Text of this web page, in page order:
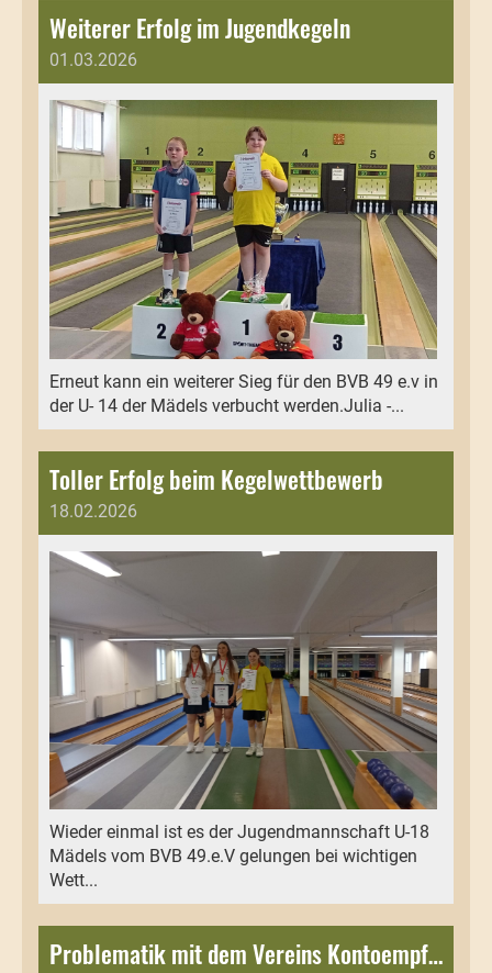
Weiterer Erfolg im Jugendkegeln
01.03.2026
Erneut kann ein weiterer Sieg für den BVB 49 e.v in
der U- 14 der Mädels verbucht werden.Julia -...
Toller Erfolg beim Kegelwettbewerb
18.02.2026
Wieder einmal ist es der Jugendmannschaft U-18
Mädels vom BVB 49.e.V gelungen bei wichtigen
Wett...
Problematik mit dem Vereins Kontoempfänger